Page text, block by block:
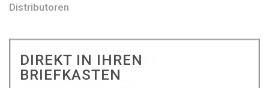
Distributoren
DIREKT IN IHREN
BRIEFKASTEN